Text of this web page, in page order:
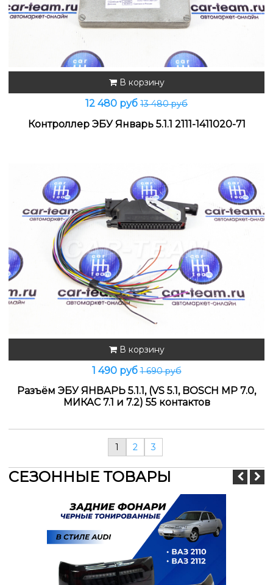
В корзину
12 480 руб 13 480 руб
Контроллер ЭБУ Январь 5.1.1 2111-1411020-71
В корзину
1 490 руб1 690 руб
Разъём ЭБУ ЯНВАРЬ 5.1.1, (VS 5.1, BOSCH MP 7.0,
МИКАС 7.1 и 7.2) 55 контактов
1 2 3
СЕЗОННЫЕ ТОВАРЫ